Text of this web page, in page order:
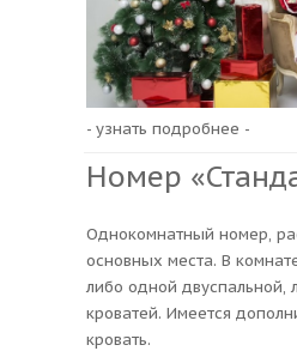
- узнать подробнее -
Номер
Однокомнатный номер,
основных места. В
либо одной двуспальной,
кроватей. Имеется
кровать.